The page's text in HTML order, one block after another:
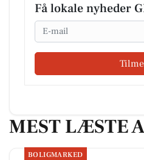
Få lokale nyheder
Email
MEST LÆSTE
BOLIGMARKED